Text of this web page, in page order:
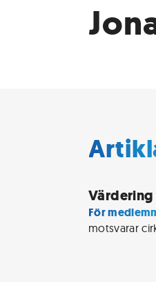
För
motsvarar